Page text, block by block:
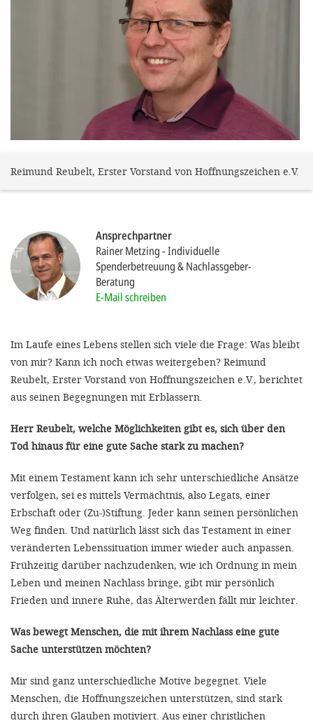
Reimund Reubelt, Erster Vorstand von Hoffnungszeichen e.V.
Ansprechpartner
Rainer Metzing Individuelle
Spenderbetreuung & Nachlassgeber-
Beratung
E-Mail schreiben
Im Laufe eines Lebens stellen sich viele die Frage: Was bleibt
von mir? Kann ich noch etwas weitergeben? Reimund
Reubelt, Erster Vorstand von Hoffnungszeichen e.V., berichtet
aus seinen Begegnungen mit Erblassern.
Herr Reubelt, welche Möglichkeiten gibt es, sich über den
Tod hinaus für eine gute Sache stark zu machen?
Mit einem Testament kann ich sehr unterschiedliche Ansätze
verfolgen, sei es mittels Vermächtnis, also Legats, einer
Erbschaft oder (Zu-)Stiftung. Jeder kann seinen persönlichen
Weg finden. Und natürlich lässt sich das Testament in einer
veränderten Lebenssituation immer wieder auch anpassen.
Frühzeitig darüber nachzudenken, wie ich Ordnung in mein
Leben und meinen Nachlass bringe, gibt mir persönlich
Frieden und innere Ruhe, das Älterwerden fällt mir leichter.
Was bewegt Menschen, die mit ihrem Nachlass eine gute
Sache unterstützen möchten?
Mir sind ganz unterschiedliche Motive begegnet. Viele
Menschen, die Hoffnungszeichen unterstützen, sind stark
durch ihren Glauben motiviert. Aus einer christlichen
den
'Cookie-
ALLEN